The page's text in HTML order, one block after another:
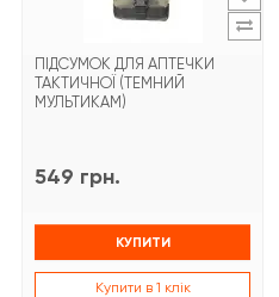
ПІДСУМОК ДЛЯ АПТЕЧКИ
ТАКТИЧНОЇ (ТЕМНИЙ
МУЛЬТИКАМ)
549 грн.
КУПИТИ
Купити в 1 клік